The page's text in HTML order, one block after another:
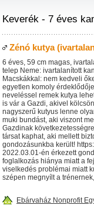
Keverék - 7 éves
Zénó kutya
6 éves, 59 cm magas,
telep Neme: ivartalanított
Macskákkal: nem kedveli
egyetlen komoly
neveléssel remek kutya
is vár a Gazdi, akivel
nagyszerű kutyus lenne
muki bundást, aki viszont
Gazdinak
társat kaphat, aki mellett
gondozásunkba került!
2022.03.01-én érkezett
foglalkozás hiánya miatt a
viselkedés problémai miatt
szépen megnyílt a
Ebárvaház Nonprofit